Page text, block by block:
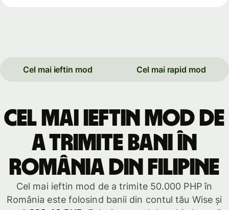
Cel mai ieftin mod Cel mai rapid mod
Cel mai ieftin mod de
a trimite bani în
România din Filipine
Cel mai ieftin mod de a trimite 50.000 PHP în
România este folosind banii din contul tău Wise și